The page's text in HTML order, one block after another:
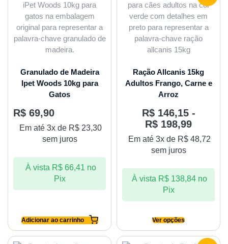
Granulado de Madeira
Ipet Woods 10kg para
Gatos
R$ 69,90
Em até 3x de R$ 23,30
sem juros
À vista R$66,41 no
Pix
Adicionar ao carrinho
Ração Allcanis 15kg
Adultos Frango, Carne e
Arroz
R$146,15 -
R$ 198,99
Em até 3x de R$ 48,72
sem juros
À vista R$ 138,84 no
Pix
Ver opções